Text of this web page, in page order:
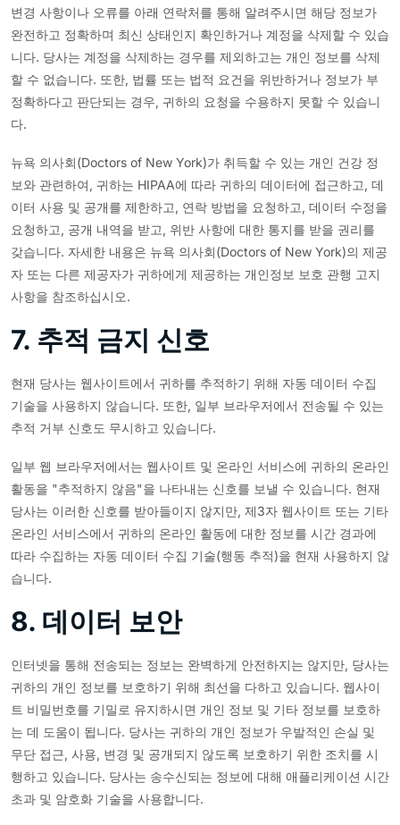
변경 사항이나 오류를 아래 연락처를 통해 알려주시면 해당 정보가
완전하고 정확하며 최신 상태인지 확인하거나 계정을 삭제할 수 있습
니다. 당사는 계정을 삭제하는 경우를 제외하고는 개인 정보를 삭제
할 수 없습니다. 또한, 법률 또는 법적 요건을 위반하거나 정보가 부
정확하다고 판단되는 경우, 귀하의 요청을 수용하지 못할 수 있습니
다.
뉴욕 의사회(Doctors of New York)가 취득할 수 있는 개인 건강 정
보와 관련하여, 귀하는 HIPAA에 따라 귀하의 데이터에 접근하고, 데
이터 사용 및 공개를 제한하고, 연락 방법을 요청하고, 데이터 수정을
요청하고, 공개 내역을 받고, 위반 사항에 대한 통지를 받을 권리를
갖습니다. 자세한 내용은 뉴욕 의사회(Doctors of New York)의 제공
자 또는 다른 제공자가 귀하에게 제공하는 개인정보 보호 관행 고지
사항을 참조하십시오.
7. 추적 금지 신호
현재 당사는 웹사이트에서 귀하를 추적하기 위해 자동 데이터 수집
기술을 사용하지 않습니다. 또한, 일부 브라우저에서 전송될 수 있는
추적 거부 신호도 무시하고 있습니다.
일부 웹 브라우저에서는 웹사이트 및 온라인 서비스에 귀하의 온라인
활동을 "추적하지 않음"을 나타내는 신호를 보낼 수 있습니다. 현재
당사는 이러한 신호를 받아들이지 않지만, 제3자 웹사이트 또는 기타
온라인 서비스에서 귀하의 온라인 활동에 대한 정보를 시간 경과에
따라 수집하는 자동 데이터 수집 기술(행동 추적)을 현재 사용하지 않
습니다.
8. 데이터 보안
인터넷을 통해 전송되는 정보는 완벽하게 안전하지는 않지만, 당사는
귀하의 개인 정보를 보호하기 위해 최선을 다하고 있습니다. 웹사이
트 비밀번호를 기밀로 유지하시면 개인 정보 및 기타 정보를 보호하
는 데 도움이 됩니다. 당사는 귀하의 개인 정보가 우발적인 손실 및
무단 접근, 사용, 변경 및 공개되지 않도록 보호하기 위한 조치를 시
행하고 있습니다. 당사는 송수신되는 정보에 대해 애플리케이션 시간
초과 및 암호화 기술을 사용합니다.